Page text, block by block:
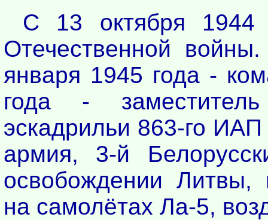
С 13 октября 1944
Отечественной
января 1945 года -
года -
эскадрильи 863-го
армия, 3-й
освобождении Литвы,
на самолётах Ла-5,